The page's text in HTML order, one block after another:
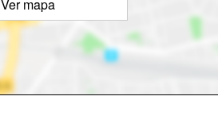
Ver mapa